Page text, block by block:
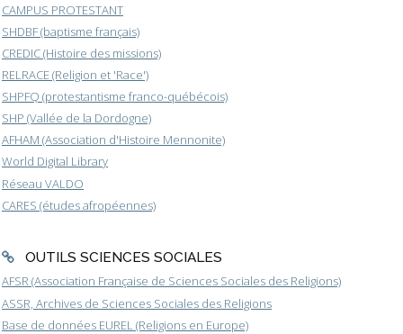
CAMPUS PROTESTANT
SHDBF (baptisme français)
CREDIC (Histoire des missions)
RELRACE (Religion et 'Race')
SHPFQ (protestantisme franco-québécois)
SHP (Vallée de la Dordogne)
AFHAM (Association d'Histoire Mennonite)
World Digital Library
Réseau VALDO
CARES (études afropéennes)
OUTILS SCIENCES SOCIALES
AFSR (Association Française de Sciences Sociales des Religions)
ASSR, Archives de Sciences Sociales des Religions
Base de données EUREL (Religions en Europe)